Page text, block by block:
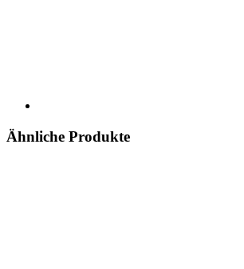
Ähnliche Produkte